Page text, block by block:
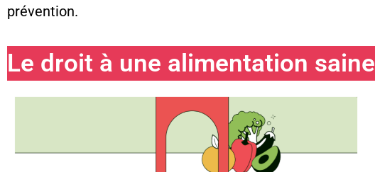
prévention.
Le droit à une alimentation saine